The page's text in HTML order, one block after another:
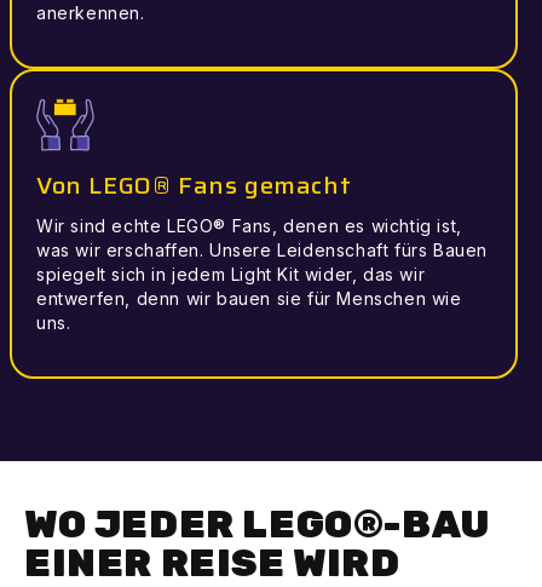
anerkennen.
Von LEGO® Fans gemacht
Wir sind echte LEGO® Fans, denen es wichtig ist,
was wir erschaffen. Unsere Leidenschaft fürs Bauen
spiegelt sich in jedem Light Kit wider, das wir
entwerfen, denn wir bauen sie für Menschen wie
uns.
WO JEDER LEGO®-BAU
EINER REISE WIRD